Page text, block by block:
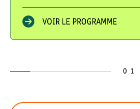
VOIR LE PROGRAMME
01